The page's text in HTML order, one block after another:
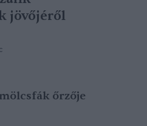
jövőjéről
őrzője